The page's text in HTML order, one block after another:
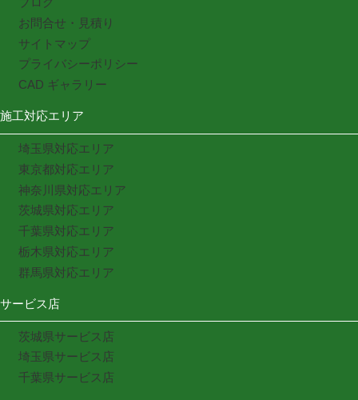
お問合せ・見積り
サイトマップ
プライバシーポリシー
CAD ギャラリー
施工対応エリア
埼玉県対応エリア
東京都対応エリア
神奈川県対応エリア
茨城県対応エリア
千葉県対応エリア
栃木県対応エリア
群馬県対応エリア
サービス店
茨城県サービス店
埼玉県サービス店
千葉県サービス店